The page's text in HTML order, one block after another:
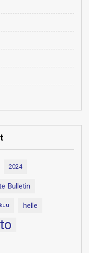
2024
Bulletin
helle